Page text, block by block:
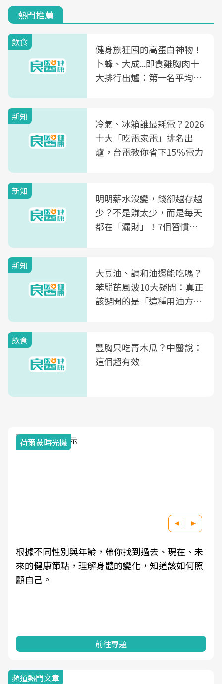
熱門推薦
飲食
健身族狂囤的高蛋白神物！
卜蜂、大成...即食雞胸肉十
大排行出爐：第一名平均一
新知
冷氣、冰箱誰最耗電？2026
十大「吃電家電」排名出
爐，台電教你省下15％電力
新知
明明薪水沒變，錢卻越存越
少？不是賺太少，而是每天
都在「漏財」！7個習慣一
新知
大豆油、調和油還能吃嗎？
苯駢芘風波10大疑問：真正
該避開的是「這種用油方
飲食
豐胸只吃青木瓜？中醫說：
這個超有效
荷爾蒙時光機
根據不同性別與年齡，帶你找到過去、現在、未
來的健康節點，理解身體的變化，知道該如何照
顧自己。
前往專題
頻道熱門文章